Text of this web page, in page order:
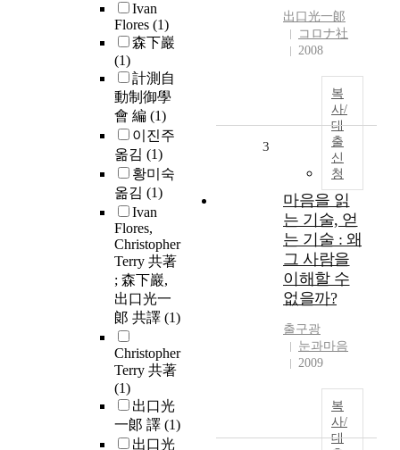
Ivan
Flores (1)
森下巖
(1)
計測自
動制御學
會 編 (1)
이진주
옮김 (1)
황미숙
옮김 (1)
Ivan
Flores,
Christopher
Terry 共著
; 森下巖,
出口光一
郞 共譯 (1)
Christopher
Terry 共著
(1)
出口光
一郞 譯 (1)
出口光
出口光一郞
コロナ社
2008
복
사/
대
출
신
청
3
마음을 읽
는 기술, 얻
는 기술 : 왜
그 사람을
이해할 수
없을까?
출구광
눈과마음
2009
복
사/
대